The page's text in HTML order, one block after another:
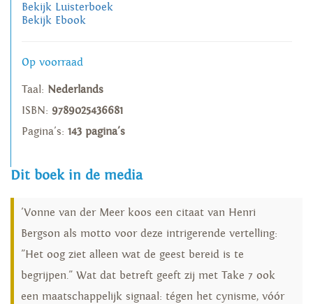
Bekijk Luisterboek
Bekijk Ebook
Op voorraad
Taal: Nederlands
ISBN: 9789025436681
Pagina's: 143 pagina's
Dit boek in de media
'Vonne van der Meer koos een citaat van Henri
Bergson als motto voor deze intrigerende vertelling:
"Het oog ziet alleen wat de geest bereid is te
begrijpen." Wat dat betreft geeft zij met Take 7 ook
een maatschappelijk signaal: tégen het cynisme, vóór